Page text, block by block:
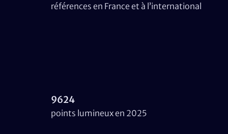
références en France et à l’international
9624
points lumineux en 2025